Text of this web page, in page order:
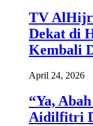
TV
Dekat di
Kembali
April 24, 2026
“Ya,
Aidilfitri